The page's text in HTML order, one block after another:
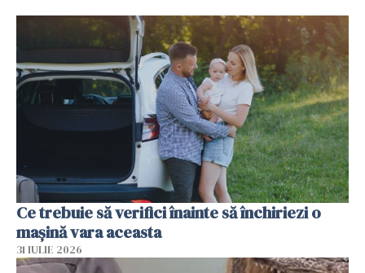
Ce trebuie să verifici înainte să închiriezi o
mașină vara aceasta
31 IULIE 2026